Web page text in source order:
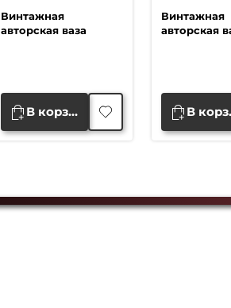
Винтажная
авторская ваза
В корзину
Винтажная
авторская
В